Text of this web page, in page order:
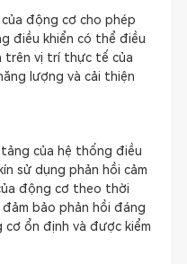
động cơ cho phép
điều khiển có thể điều
trên vị trí thực tế của
lượng và cải thiện
của hệ thống điều
sử dụng phản hồi cảm
động cơ theo thời
đảm bảo phản hồi đáng
cơ ổn định và được kiểm